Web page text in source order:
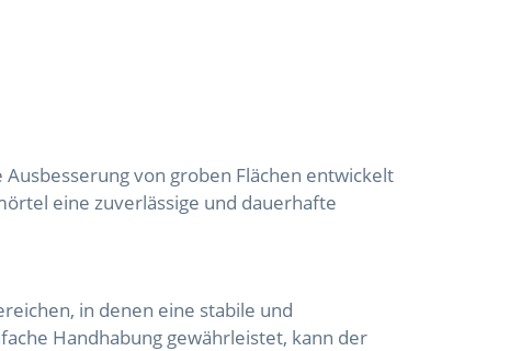
von groben Flächen entwickelt
eine zuverlässige und dauerhafte
in denen eine stabile und
Handhabung gewährleistet, kann der